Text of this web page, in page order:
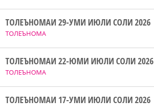
ТОЛЕЪНОМА
ТОЛЕЪНОМАИ 29-УМИ ИЮЛИ СОЛИ 2026
ТОЛЕЪНОМА
ТОЛЕЪНОМАИ 22-ЮМИ ИЮЛИ СОЛИ 2026
ТОЛЕЪНОМАИ 17-УМИ ИЮЛИ СОЛИ 2026